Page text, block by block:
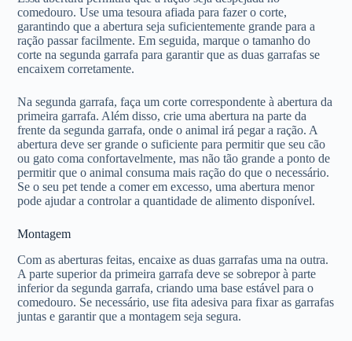
comedouro. Use uma tesoura afiada para fazer o corte,
garantindo que a abertura seja suficientemente grande para a
ração passar facilmente. Em seguida, marque o tamanho do
corte na segunda garrafa para garantir que as duas garrafas se
encaixem corretamente.
Na segunda garrafa, faça um corte correspondente à abertura da
primeira garrafa. Além disso, crie uma abertura na parte da
frente da segunda garrafa, onde o animal irá pegar a ração. A
abertura deve ser grande o suficiente para permitir que seu cão
ou gato coma confortavelmente, mas não tão grande a ponto de
permitir que o animal consuma mais ração do que o necessário.
Se o seu pet tende a comer em excesso, uma abertura menor
pode ajudar a controlar a quantidade de alimento disponível.
Montagem
Com as aberturas feitas, encaixe as duas garrafas uma na outra.
A parte superior da primeira garrafa deve se sobrepor à parte
inferior da segunda garrafa, criando uma base estável para o
comedouro. Se necessário, use fita adesiva para fixar as garrafas
juntas e garantir que a montagem seja segura.